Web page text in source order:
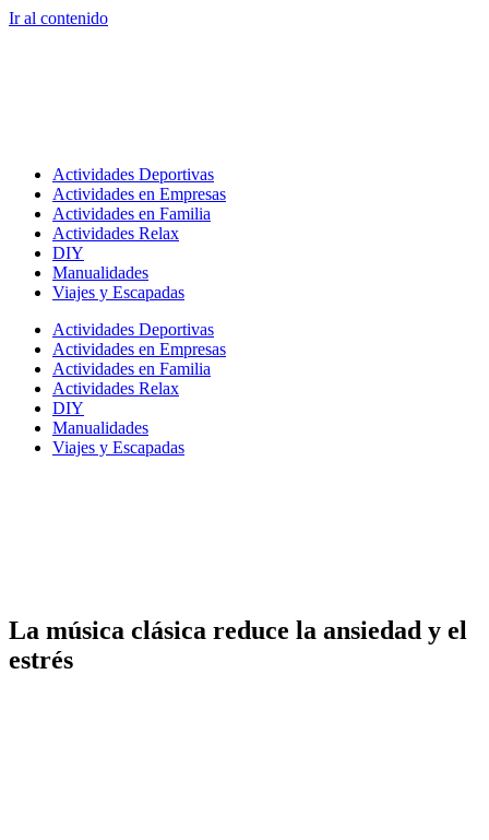
Ir al contenido
Actividades Deportivas
Actividades en Empresas
Actividades en Familia
Actividades Relax
DIY
Manualidades
Viajes y Escapadas
Actividades Deportivas
Actividades en Empresas
Actividades en Familia
Actividades Relax
DIY
Manualidades
Viajes y Escapadas
La música clásica reduce la ansiedad y el
estrés